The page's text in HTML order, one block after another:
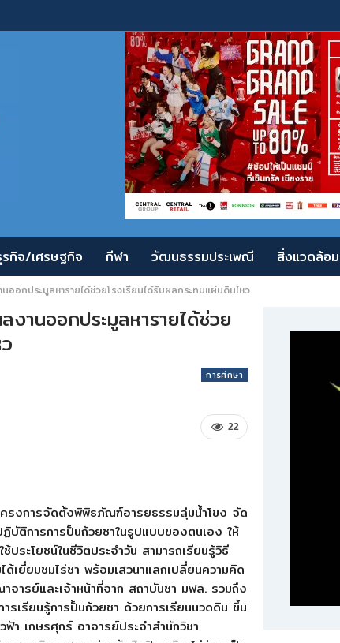
กิจ/เศรษฐกิจ กีฬา วัฒนธรรมประเพณี สิ่งแวดล้อม
อกประมูลหารายได้ช่วยโรงเรียนได้รับผลกระทบแผ่นดินไหว
านออกประมูลหารายได้ช่วย
การศึกษา
22
รงการจัดตั้งพิพิธภัณฑ์อารยธรรมลุ่มน้ำโขง จัด
ติการการปั้นถ้วยชาในรูปแบบของตนเอง ให้
ประโยชน์ในชีวิตประจำวัน สามารถเรียนรู้วิธี
เยี่ยมชมไร่ชา พร้อมเสวนาแลกเปลี่ยนความคิด
ารย์และเจ้าหน้าที่จาก สถาบันชา มฟล. รวมถึง
รเรียนรู้การปั้นถ้วยชา ด้วยการเรียนนวดดิน ขึ้น
า เกษรศุกร์ อาจารย์ประจำสำนักวิชา